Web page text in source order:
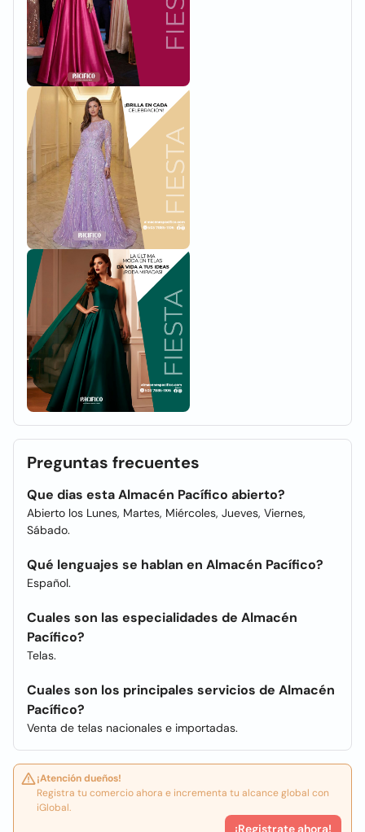
Preguntas frecuentes
Que dias esta Almacén Pacífico abierto?
Abierto los Lunes, Martes, Miércoles, Jueves, Viernes,
Sábado.
Qué lenguajes se hablan en Almacén Pacífico?
Español.
Cuales son las especialidades de Almacén
Pacífico?
Telas.
Cuales son los principales servicios de Almacén
Pacífico?
Venta de telas nacionales e importadas.
¡Atención dueños!
Registra tu comercio ahora e incrementa tu alcance global con
iGlobal.
¡Registrate ahora!